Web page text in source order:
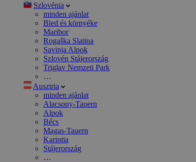
Szlovénia
minden ajánlat
Bled és környéke
Maribor
Rogaška Slatina
Savinja Alpok
Szlovén Stájerország
Triglav Nemzeti Park
…
Ausztria
minden ajánlat
Alacsony-Tauern
Alpok
Bécs
Magas-Tauern
Karintia
Stájerország
…